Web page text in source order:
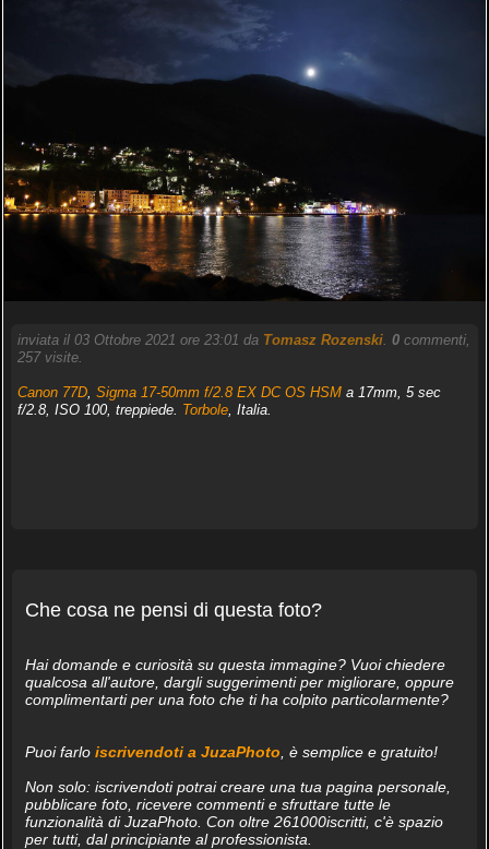
inviata il 03 Ottobre 2021 ore 23:01 da Tomasz Rozenski. 0commenti,
257 visite.
Canon 77D, Sigma 17-50mm f/2.8 EX DC OS HSMa 17mm, 5 sec
f/2.8, ISO 100, treppiede. Torbole, Italia.
Che cosa ne pensi di questa foto?
Hai domande e curiosità su questa immagine? Vuoi chiedere
qualcosa all'autore, dargli suggerimenti per migliorare, oppure
complimentarti per una foto che ti ha colpito particolarmente?
Puoi farlo iscrivendoti a JuzaPhoto , è semplice e gratuito!
Non solo: iscrivendoti potrai creare una tua pagina personale,
pubblicare foto, ricevere commenti e sfruttare tutte le
funzionalità di JuzaPhoto. Con oltre 261000iscritti, c'è spazio
per tutti, dal principiante al professionista.